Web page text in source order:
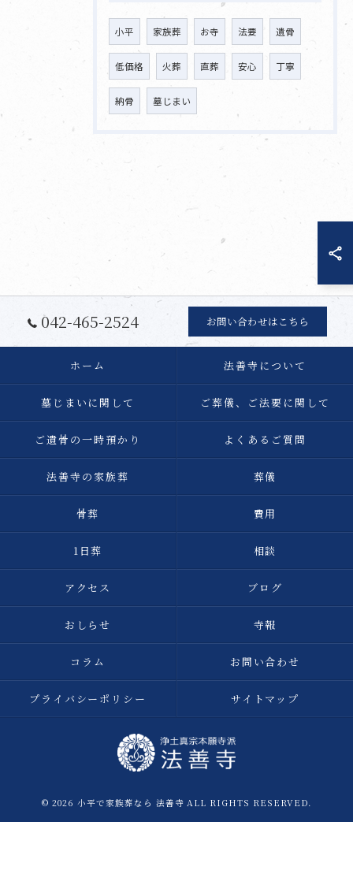
小平 家族葬 お寺 法要 遺骨
低価格 火葬 直葬 安心 丁寧
納骨 墓じまい
042-465-2524 お問い合わせはこちら
ホーム 法善寺について
墓じまいに関して ご葬儀、ご法要に関して
ご遺骨の一時預かり よくあるご質問
法善寺の家族葬 葬儀
骨葬 費用
1日葬 相談
アクセス ブログ
おしらせ 寺報
コラム お問い合わせ
プライバシーポリシー サイトマップ
© 2026 小平で家族葬なら 法善寺 ALL RIGHTS RESERVED.